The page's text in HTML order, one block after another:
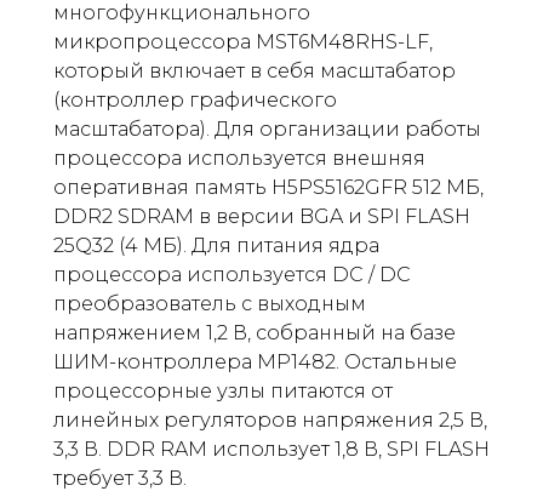
многофункционального
микропроцессора MST6M48RHS-LF,
который включает в себя масштабатор
(контроллер графического
масштабатора). Для организации работы
процессора используется внешняя
оперативная память H5PS5162GFR 512 МБ,
DDR2 SDRAM в версии BGA и SPI FLASH
25Q32 (4 МБ). Для питания ядра
процессора используется DC / DC
преобразователь с выходным
напряжением 1,2 В, собранный на базе
ШИМ-контроллера MP1482. Остальные
процессорные узлы питаются от
линейных регуляторов напряжения 2,5 В,
3,3 В. DDR RAM использует 1,8 В, SPI FLASH
требует 3,3 В.